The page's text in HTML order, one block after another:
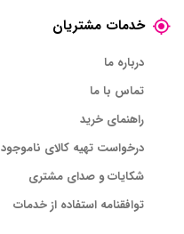
خدمات مشتریان
درباره ما
تماس با ما
راهنمای خرید
درخواست تهیه کالای ناموجود
شکایات و صدای مشتری
توافقنامه استفاده از خدمات